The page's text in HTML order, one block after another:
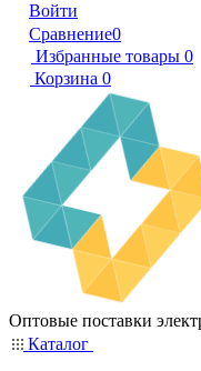
Войти
Сравнение0
Избранные товары 0
Корзина 0
Оптовые поставки
Каталог